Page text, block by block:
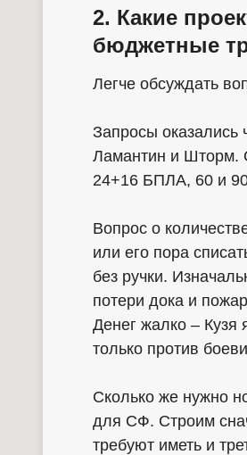
2. Какие
бюджетные
Легче обсуждать
Запросы оказались
Ламантин и Шторм.
24+16 БПЛА, 60 и
Вопрос о
или его пора
без ручки.
потери дока и
Денег жалко – Кузя
только против
Сколько же нужно
для СФ. Строим
требуют иметь и